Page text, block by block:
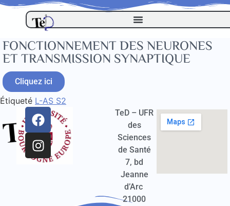
FONCTIONNEMENT DES NEURONES
ET TRANSMISSION SYNAPTIQUE
Cliquez ici
Étiqueté L-AS S2
TeD – UFR
des
Sciences
de Santé
7, bd
Jeanne
d’Arc
21000